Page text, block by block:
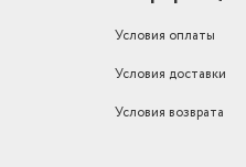
Условия оплаты
Условия доставки
Условия возврата